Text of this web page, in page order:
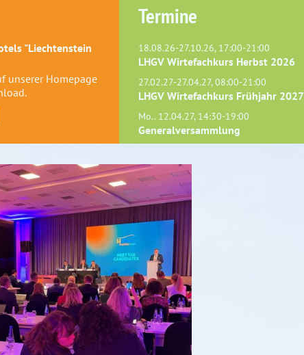
"Liechtenstein
unserer Homepage
Termine
18.08.26-27.10.26, 17:00-21:00
LHGV Wirtefachkurs Herbst 2026
27.02.27-27.04.27, 08:00-21:00
LHGV Wirtefachkurs Frühjahr 2027
Mo.. 12.04.27, 14:30-19:00
Generalversammlung